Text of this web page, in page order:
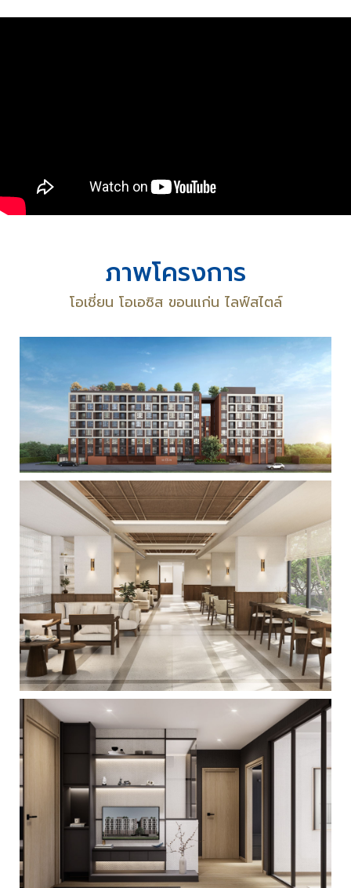
ภาพโครงการ
โอเชี่ยน โอเอซิส ขอนแก่น ไลฟ์สไตล์